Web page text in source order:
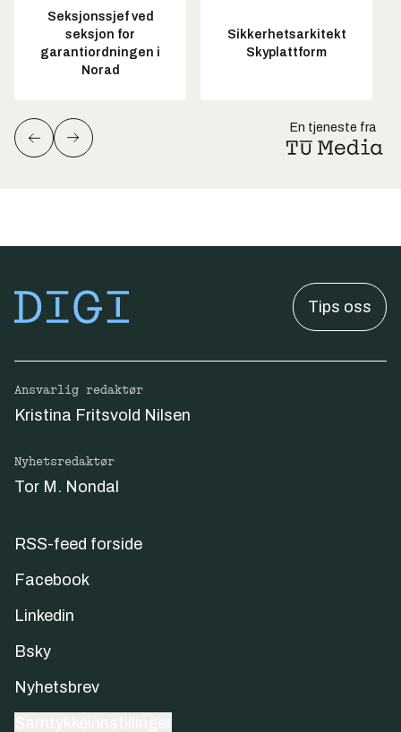
Seksjonssjef ved
seksjon for
garantiordningen i
Norad
Sikkerhetsarkitekt
Skyplattform
En tjeneste fra
Tips oss
Ansvarlig redaktør
Kristina Fritsvold Nilsen
Nyhetsredaktør
Tor M. Nondal
RSS-feed forside
Facebook
Linkedin
Bsky
Nyhetsbrev